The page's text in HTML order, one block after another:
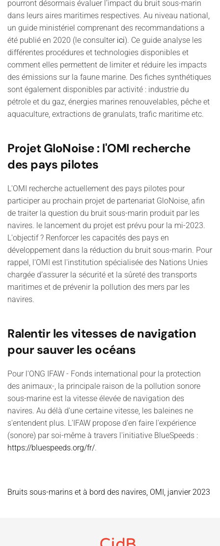
pourront désormais évaluer l’impact du bruit sous-marin
dans leurs aires maritimes respectives. Au niveau national,
un guide ministériel comprenant des recommandations a
été publié en 2020 (le consulter ici). Ce guide analyse les
différentes procédures et technologies disponibles et
comment elles permettent de limiter et réduire les impacts
des émissions sur la faune marine. Des fiches synthétiques
sont également disponibles par activité : industrie du
pétrole et du gaz, énergies marines renouvelables, pêche et
aquaculture, extractions de granulats, trafic maritime etc.
Projet GloNoise : l'OMI recherche
des pays pilotes
L'OMI recherche actuellement des pays pilotes pour
participer au prochain projet de partenariat GloNoise, afin
de traiter la question du bruit sous-marin produit par les
navires. le lancement du projet est prévu pour la mi-2023.
L'objectif ? Renforcer les capacités des pays en
développement dans la réduction du bruit sous-marin. Pour
rappel, l'OMI est l'institution spécialisée des Nations Unies
chargée d’assurer la sécurité et la sûreté des transports
maritimes et de prévenir la pollution des mers par les
navires.
Ralentir les vitesses de navigation
pour sauver les océans
Pour l'ONG IFAW - Fonds international pour la protection
des animaux-, la principale raison de la pollution sonore
sous-marine est la vitesse élevée de navigation des
navires. Au délà d'une certaine vitesse, les baleines ne
s'entendent plus. L'IFAW propose d'en faire l'expérience
(sonore) par soi-même à travers l'initiative BlueSpeeds :
https://bluespeeds.org/fr/.
Bruits sous-marins et à bord des navires, OMI, janvier 2023